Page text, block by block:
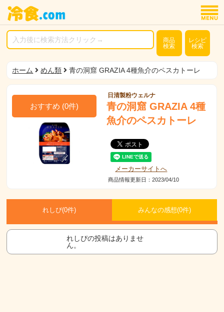
商品
検索
レシピ
検索
ホーム めん類 青の洞窟 GRAZIA 4種魚介のペスカトーレ
おすすめ (0件)
日清製粉ウェルナ
青の洞窟 GRAZIA 4種
魚介のペスカトーレ
メーカーサイトへ
商品情報更新日：2023/04/10
れしぴ(0件) みんなの感想(0件)
れしぴの投稿はありませ
ん。